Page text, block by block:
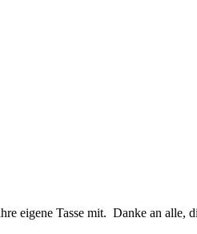
eigene Tasse mit. Danke an alle,